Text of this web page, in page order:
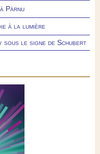
Pärnu
à la lumière
le signe de Schubert